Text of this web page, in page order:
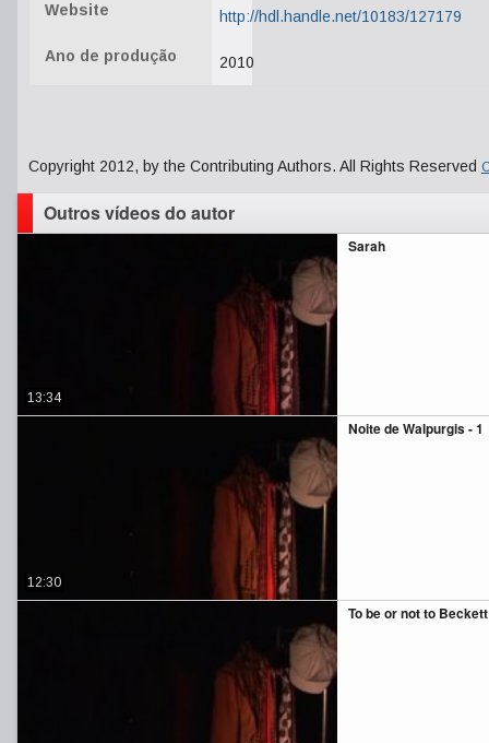
Website http://hdl.handle.net/10183/127179
Ano de produção 2010
Copyright 2012, by the Contributing Authors. All Rights Reserved
Outros vídeos do autor
Sarah
13:34
Noite de Walpurgis - 1
12:30
To be or not to Beckett